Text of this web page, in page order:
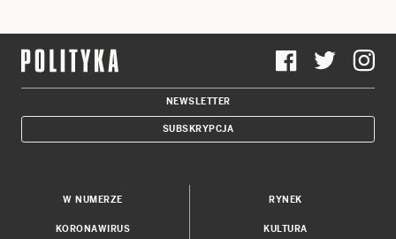
NEWSLETTER
SUBSKRYPCJA
W NUMERZE
KORONAWIRUS
RYNEK
KULTURA